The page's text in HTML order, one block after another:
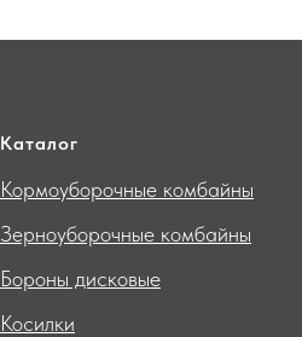
Каталог
Кормоуборочные комбайны
Зерноуборочные комбайны
Бороны дисковые
Косилки